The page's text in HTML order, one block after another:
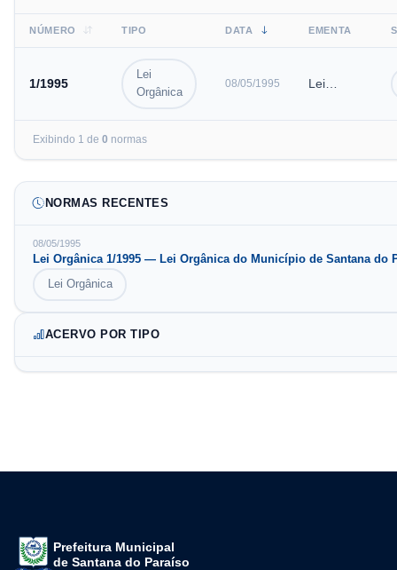
NÚMERO TIPO DATA EMENTA
1/1995
Lei
Orgânica
08/05/1995
Lei
do
Santana
Exibindo 1 de 0 normas
NORMAS RECENTES
08/05/1995
Lei Orgânica 1/1995 — Lei Orgânica do Município de Santana do
Lei Orgânica
ACERVO POR TIPO
Prefeitura Municipal
de Santana do Paraíso